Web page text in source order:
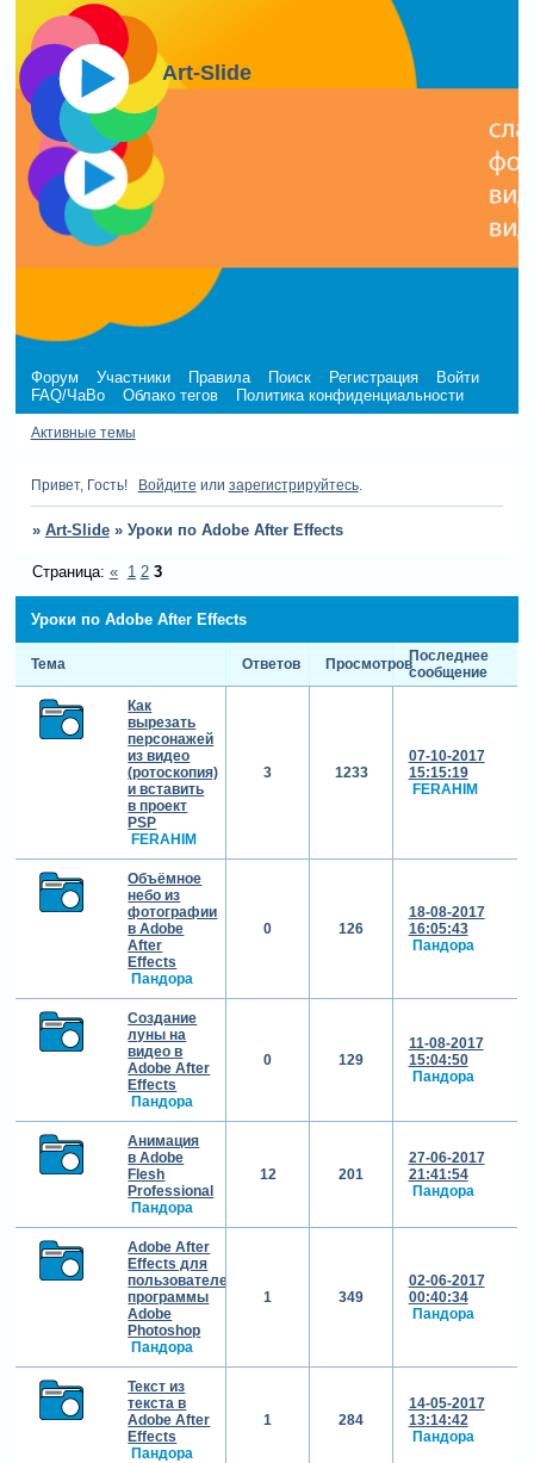
Art-Slide
Форум Участники Правила Поиск Регистрация
Войти
FAQ/ЧаВо
Облако тегов Политика конфиденциальности
Активные темы
Привет, Гость! Войдите или зарегистрируйтесь.
» Art-Slide » Уроки по Adobe After Effects
Уроки по Adobe After Effects
Страница: « 1 2 3
Тема Ответов ПросмотровПоследнее
сообщение
Как
вырезать
персонажей
из видео
(ротоскопия)
и вставить
в проект
PSP
FERAHIM
3 1233
07-10-2017
15:15:19
FERAHIM
Объёмное
небо из
фотографии
в Adobe
After
Effects
Пандора
0 126
18-08-2017
16:05:43
Пандора
Создание
луны на
видео в
Adobe After
Effects
Пандора
0 129
11-08-2017
15:04:50
Пандора
Анимация
в Adobe
Flesh
Professional
Пандора
12 201
27-06-2017
21:41:54
Пандора
Adobe After
Effects для
пользователей
программы
Adobe
Photoshop
Пандора
1 349
02-06-2017
00:40:34
Пандора
Текст из
текста в
Adobe After
Effects
Пандора
1 284
14-05-2017
13:14:42
Пандора